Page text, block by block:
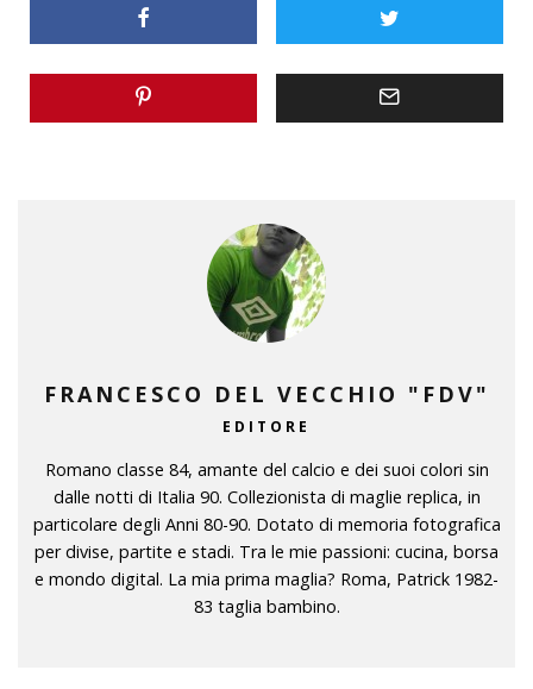
FRANCESCO DEL VECCHIO "FDV"
EDITORE
Romano classe 84, amante del calcio e dei suoi colori sin
dalle notti di Italia 90. Collezionista di maglie replica, in
particolare degli Anni 80-90. Dotato di memoria fotografica
per divise, partite e stadi. Tra le mie passioni: cucina, borsa
e mondo digital. La mia prima maglia? Roma, Patrick 1982-
83 taglia bambino.